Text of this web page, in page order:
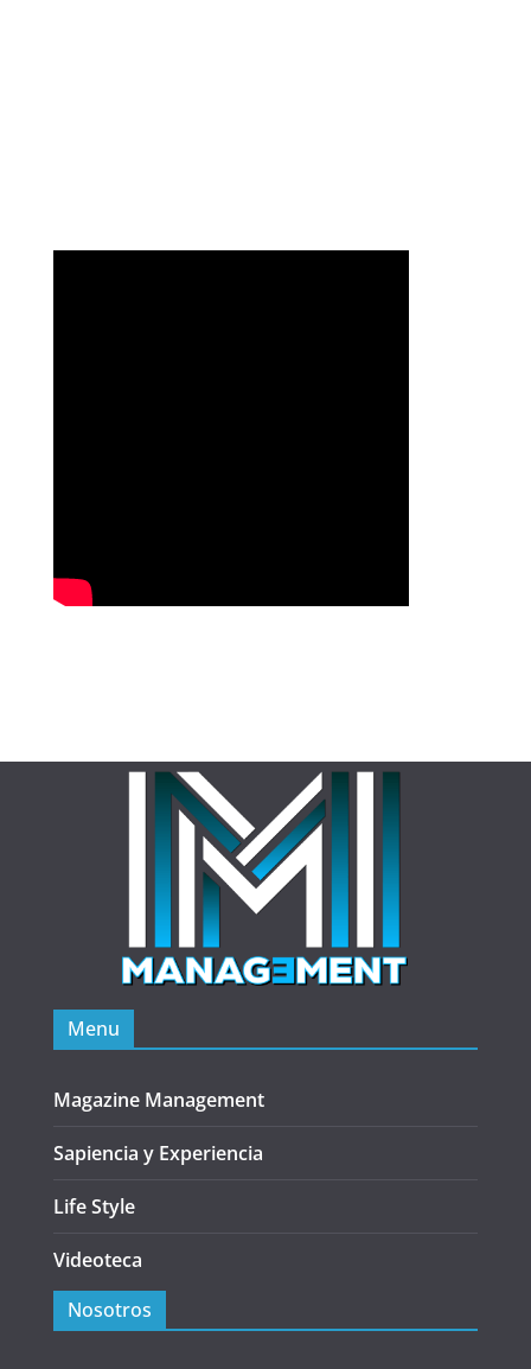
Menu
Magazine Management
Sapiencia y Experiencia
Life Style
Videoteca
Nosotros